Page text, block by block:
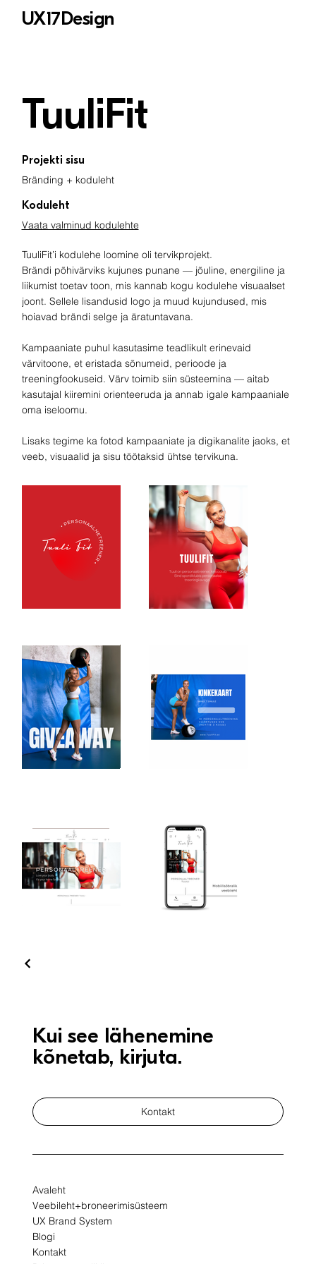
UX17Design
TuuliFit
Projekti sisu
Bränding + koduleht
Koduleht
Vaata valminud kodulehte
TuuliFit’i kodulehe loomine oli tervikprojekt.
Brändi põhivärviks kujunes punane — jõuline, energiline ja
liikumist toetav toon, mis kannab kogu kodulehe visuaalset
joont. Sellele lisandusid logo ja muud kujundused, mis
hoiavad brändi selge ja äratuntavana.
Kampaaniate puhul kasutasime teadlikult erinevaid
värvitoone, et eristada sõnumeid, perioode ja
treeningfookuseid. Värv toimib siin süsteemina — aitab
kasutajal kiiremini orienteeruda ja annab igale kampaaniale
oma iseloomu.
Lisaks tegime ka fotod kampaaniate ja digikanalite jaoks, et
veeb, visuaalid ja sisu töötaksid ühtse tervikuna.
Kui see lähenemine
kõnetab, kirjuta.
Kontakt
Avaleht
Veebileht+broneerimisüsteem
UX Brand System
Blogi
Kontakt